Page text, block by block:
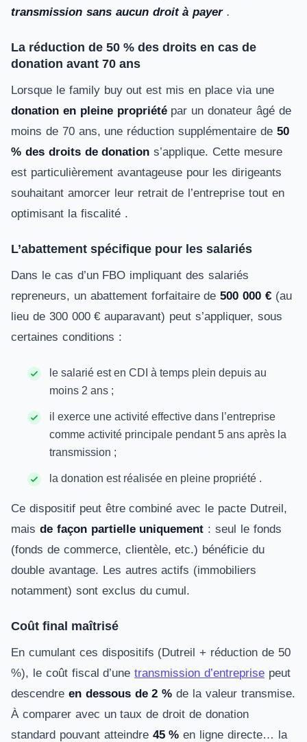
transmission sans aucun droit à payer.
La réduction de 50 % des droits en cas de
donation avant 70 ans
Lorsque le family buy out est mis en place via une
donation en pleine propriétépar un donateur âgé de
moins de 70 ans, une réduction supplémentaire de 50
% des droits de donation s’applique. Cette mesure
est particulièrement avantageuse pour les dirigeants
souhaitant amorcer leur retrait de l’entreprise tout en
optimisant la fiscalité .
L’abattement spécifique pour les salariés
Dans le cas d’un FBO impliquant des salariés
repreneurs, un abattement forfaitaire de500 000 €(au
lieu de 300 000 € auparavant) peut s’appliquer, sous
certaines conditions :
le salarié est en CDI à temps plein depuis au
moins 2 ans ;
il exerce une activité effective dans l’entreprise
comme activité principale pendant 5 ans après la
transmission ;
la donation est réalisée en pleine propriété .
Ce dispositif peut être combiné avec le pacte Dutreil,
mais de façon partielle uniquement : seul le fonds
(fonds de commerce, clientèle, etc.) bénéficie du
double avantage. Les autres actifs (immobiliers
notamment) sont exclus du cumul.
Coût final maîtrisé
En cumulant ces dispositifs (Dutreil + réduction de 50
%), le coût fiscal d’unetransmission d’entreprise peut
descendre en dessous de 2 % de la valeur transmise.
À comparer avec un taux de droit de donation
standard pouvant atteindre 45 % en ligne directe… la